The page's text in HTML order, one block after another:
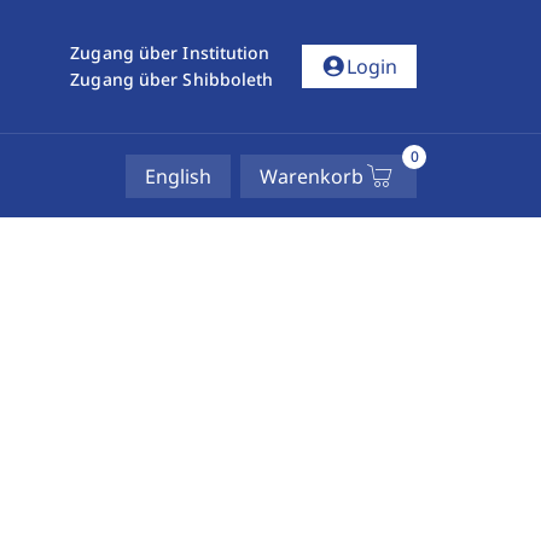
Zugang über Institution
Zugang über Shibboleth
account_circleLogin
English Warenkorb
0